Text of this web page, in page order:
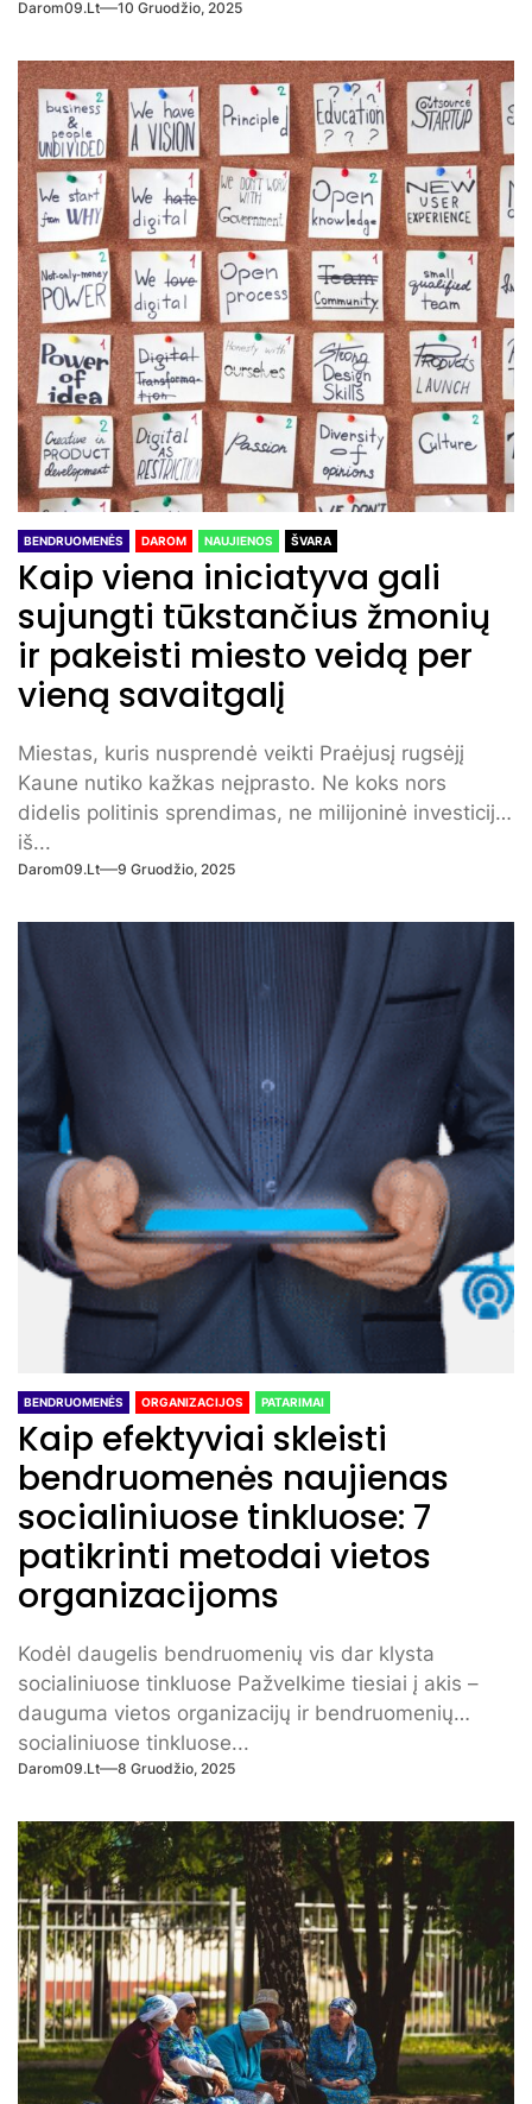
Darom09.lt 10 Gruodžio, 2025
BENDRUOMENĖS DAROM NAUJIENOS ŠVARA
Kaip viena iniciatyva gali
sujungti tūkstančius žmonių
ir pakeisti miesto veidą per
vieną savaitgalį
Miestas, kuris nusprendė veikti Praėjusį rugsėjį
Kaune nutiko kažkas neįprasto. Ne koks nors
didelis politinis sprendimas, ne milijoninė investicija
iš...
Darom09.lt 9 Gruodžio, 2025
BENDRUOMENĖS ORGANIZACIJOS PATARIMAI
Kaip efektyviai skleisti
bendruomenės naujienas
socialiniuose tinkluose: 7
patikrinti metodai vietos
organizacijoms
Kodėl daugelis bendruomenių vis dar klysta
socialiniuose tinkluose Pažvelkime tiesiai į akis –
dauguma vietos organizacijų ir bendruomenių
socialiniuose tinkluose...
Darom09.lt 8 Gruodžio, 2025